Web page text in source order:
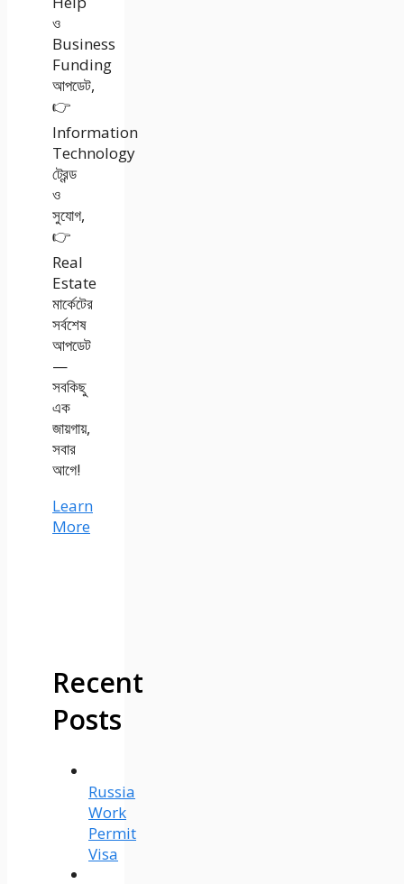
ও
Business
Funding
আপডেট,
👉
Information
Technology
ট্রেন্ড
ও
সুযোগ,
👉
Real
Estate
মার্কেটের
সর্বশেষ
আপডেট
—
সবকিছু
এক
জায়গায়,
সবার
আগে!
Learn
More
Recent
Posts
Russia
Work
Permit
Visa